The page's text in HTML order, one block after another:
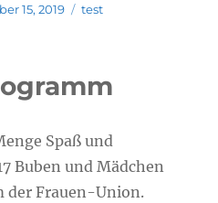
15, 2019 Kategorien
test
Spaß und
Buben und Mädchen
der Frauen-Union.